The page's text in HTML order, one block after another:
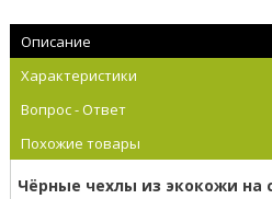
Описание
Характеристики
Вопрос - Ответ
Похожие товары
Чёрные чехлы из экокожи на